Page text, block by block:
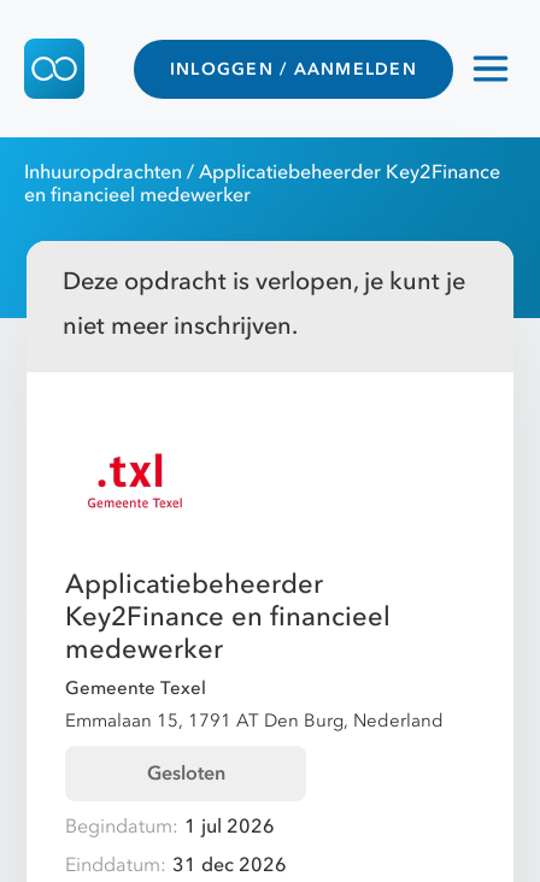
INLOGGEN / AANMELDEN
Inhuuropdrachten / Applicatiebeheerder Key2Finance
en financieel medewerker
Deze opdracht is verlopen, je kunt je
niet meer inschrijven.
Applicatiebeheerder
Key2Finance en financieel
medewerker
Gemeente Texel
Emmalaan 15, 1791 AT Den Burg, Nederland
Gesloten
Begindatum: 1 jul 2026
Einddatum: 31 dec 2026